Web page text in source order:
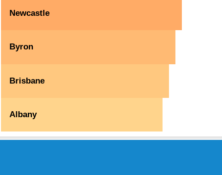
Newcastle
Byron
Brisbane
Albany